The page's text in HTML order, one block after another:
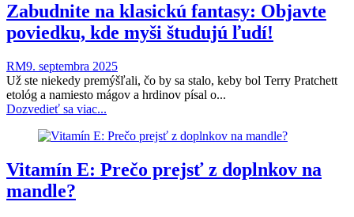
Zabudnite na klasickú fantasy: Objavte
poviedku, kde myši študujú ľudí!
RM9. septembra 2025
Už ste niekedy premýšľali, čo by sa stalo, keby bol Terry Pratchett
etológ a namiesto mágov a hrdinov písal o...
Dozvedieť sa viac...
Vitamín E: Prečo prejsť z doplnkov na
mandle?